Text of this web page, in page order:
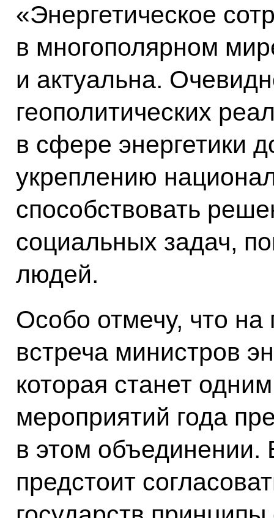
«Энергетическое
в многополярном
и актуальна.
геополитических
в сфере энергетики
укреплению
способствовать
социальных задач,
людей.
Особо отмечу, что
встреча министров
которая станет
мероприятий года
в этом объединении.
предстоит